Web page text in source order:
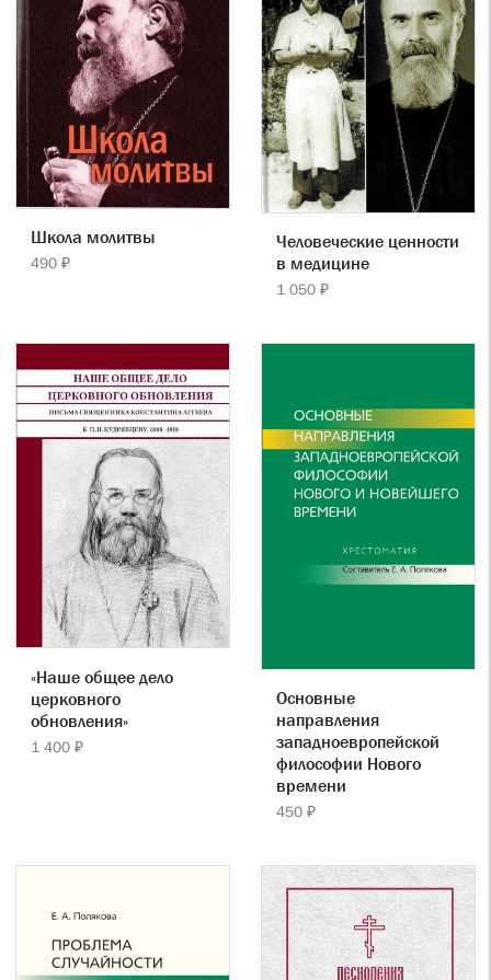
Школа молитвы
490 ₽
Человеческие ценности
в медицине
1 050 ₽
«Наше общее дело
церковного
обновления»
1 400 ₽
Основные
направления
западноевропейской
философии Нового
времени
450 ₽